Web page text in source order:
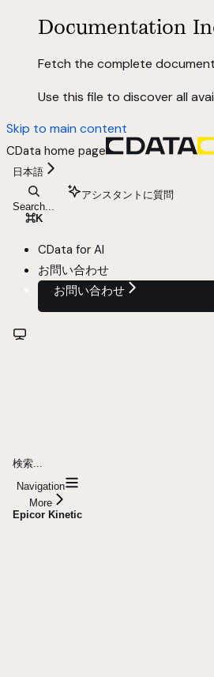
Documentation
Fetch the complete
Use this file to discover all
Skip to main content
CData home page
日本語
Search...
⌘K
アシスタントに質問
CData for AI
お問い合わせ
お問い合わせ
検索...
Navigation
More
Epicor Kinetic